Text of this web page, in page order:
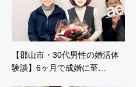
【郡山市・30代男性の婚活体
験談】6ヶ月で成婚に至…